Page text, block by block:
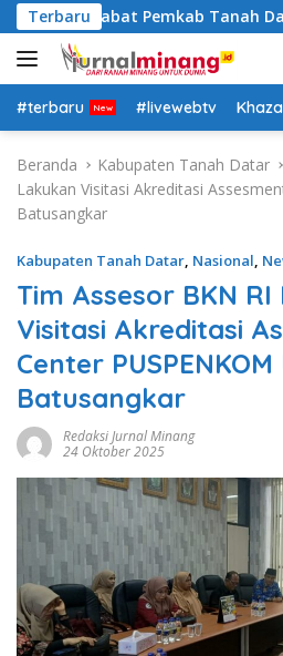
a
g
u
Terbaru
Pejabat Pemkab Tanah
#terbaru #livewebtv
Beranda Kabupaten Tanah Datar
Lakukan Visitasi Akreditasi
Batusangkar
Kabupaten Tanah Datar, Nasional,
Tim Assesor BKN
Visitasi Akreditasi
Center PUSPENKOM
Batusangkar
Redaksi Jurnal Minang
24 Oktober 2025